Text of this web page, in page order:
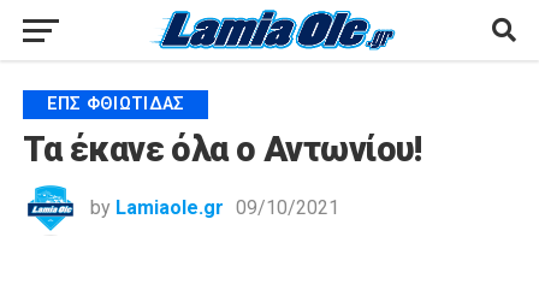
ΕΠΣ ΦΘΙΏΤΙΔΑΣ
Τα έκανε όλα ο Αντωνίου!
by Lamiaole.gr 09/10/2021